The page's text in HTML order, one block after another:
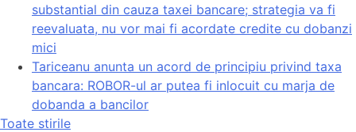
substantial din cauza taxei bancare; strategia va fi
reevaluata, nu vor mai fi acordate credite cu dobanzi
mici
Tariceanu anunta un acord de principiu privind taxa
bancara: ROBOR-ul ar putea fi inlocuit cu marja de
dobanda a bancilor
Toate stirile